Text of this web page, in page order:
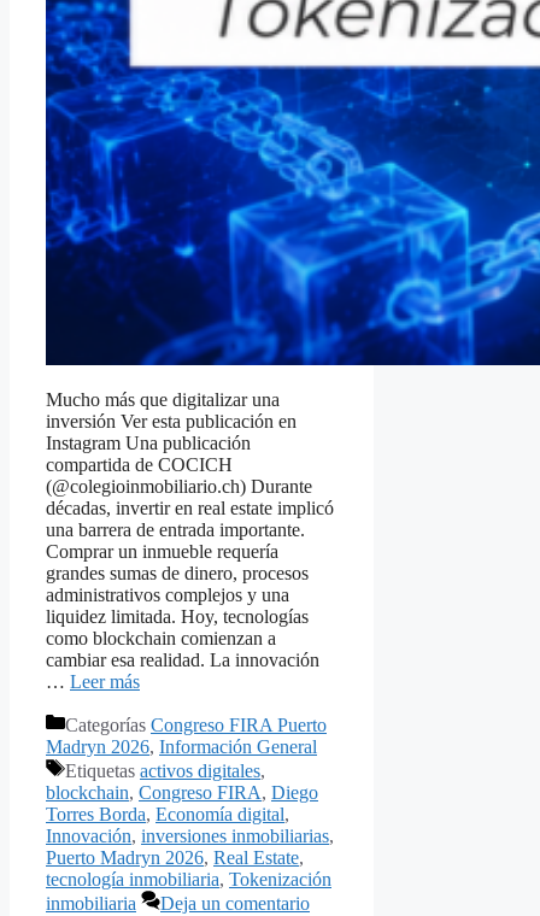
Mucho más que digitalizar una
inversión Ver esta publicación en
Instagram Una publicación
compartida de COCICH
(@colegioinmobiliario.ch) Durante
décadas, invertir en real estate implicó
una barrera de entrada importante.
Comprar un inmueble requería
grandes sumas de dinero, procesos
administrativos complejos y una
liquidez limitada. Hoy, tecnologías
como blockchain comienzan a
cambiar esa realidad. La innovación
… Leer más
Categorías Congreso FIRA Puerto
Madryn 2026, Información General
Etiquetas activos digitales,
blockchain, Congreso FIRA, Diego
Torres Borda, Economía digital,
Innovación, inversiones inmobiliarias,
Puerto Madryn 2026, Real Estate,
tecnología inmobiliaria, Tokenización
inmobiliaria
Deja un comentario